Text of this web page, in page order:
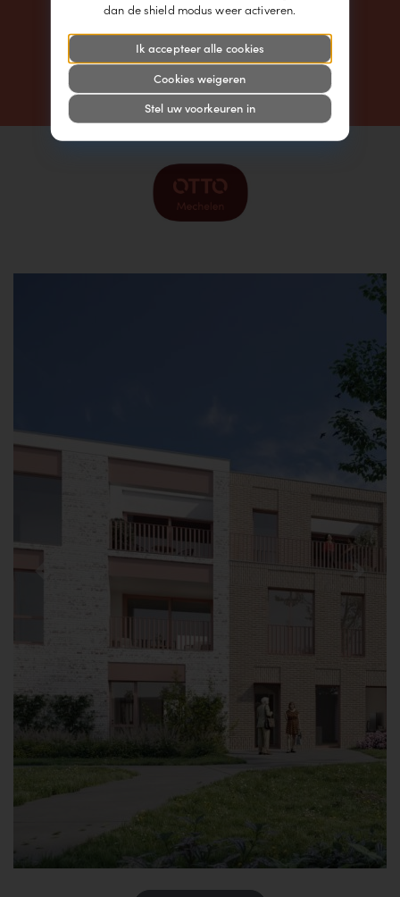
Contact
Duurzaam wonen
Bouwevolutie
dan de shield modus weer activeren.
Ik accepteer alle cookies
Cookies weigeren
Stel uw voorkeuren in